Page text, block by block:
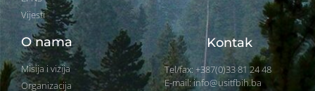
Vijesti
O nama
Misija i vizija
Organizacija
Kontak
Tel/fax: +387(0)33 81 24 48
E-mail: info@usitfbih.ba